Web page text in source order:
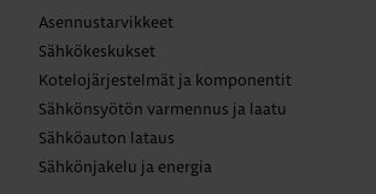
Asennustarvikkeet
Sähkökeskukset
Kotelojärjestelmät ja komponentit
Sähkönsyötön varmennus ja laatu
Sähköauton lataus
Sähkönjakelu ja energia